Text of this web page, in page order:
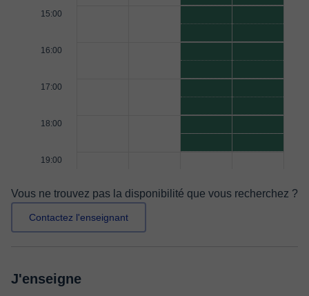
15:00
16:00
17:00
18:00
19:00
Vous ne trouvez pas la disponibilité que vous recherchez ?
Contactez l'enseignant
J'enseigne